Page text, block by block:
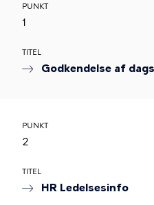
PUNKT
1
TITEL
Godkendelse af
PUNKT
2
TITEL
HR Ledelsesinfo